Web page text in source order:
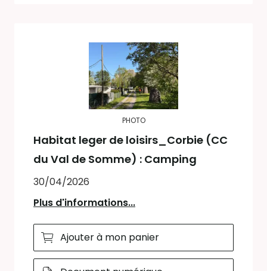
PHOTO
Habitat leger de loisirs_Corbie (CC
du Val de Somme) : Camping
30/04/2026
Plus d'informations...
Ajouter à mon panier